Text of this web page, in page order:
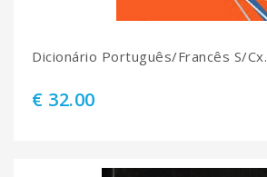
Dicionário Português/Francês S/Cx.
€ 32.00